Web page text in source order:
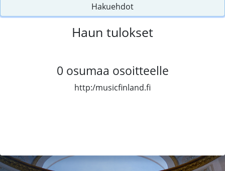
Hakuehdot
Haun tulokset
0 osumaa osoitteelle
http:/musicfinland.fi